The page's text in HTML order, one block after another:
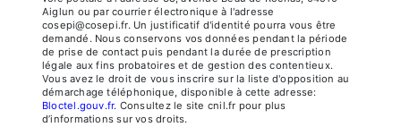
Aiglun ou par courrier électronique à l'adresse
cosepi@cosepi.fr. Un justificatif d'identité pourra vous être
demandé. Nous conservons vos données pendant la période
de prise de contact puis pendant la durée de prescription
légale aux fins probatoires et de gestion des contentieux.
Vous avez le droit de vous inscrire sur la liste d'opposition au
démarchage téléphonique, disponible à cette adresse:
Bloctel.gouv.fr. Consultez le site cnil.fr pour plus
d’informations sur vos droits.